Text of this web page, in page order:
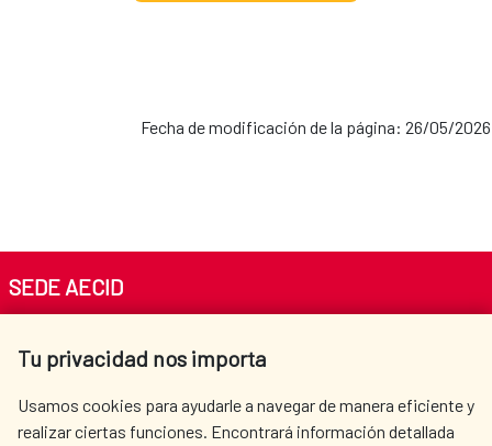
Fecha de modificación de la página: 26/05/2026
Tu privacidad nos importa
Usamos cookies para ayudarle a navegar de manera eficiente y
realizar ciertas funciones. Encontrará información detallada
SEDE AECID
Tel. +34 900 20 30 54​​​​​​​